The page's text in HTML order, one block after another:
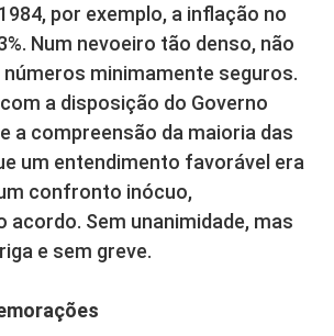
por exemplo, a inflação no
Num nevoeiro tão denso, não
minimamente seguros.
a disposição do Governo
a compreensão da maioria das
um entendimento favorável era
confronto inócuo,
acordo. Sem unanimidade, mas
e sem greve.